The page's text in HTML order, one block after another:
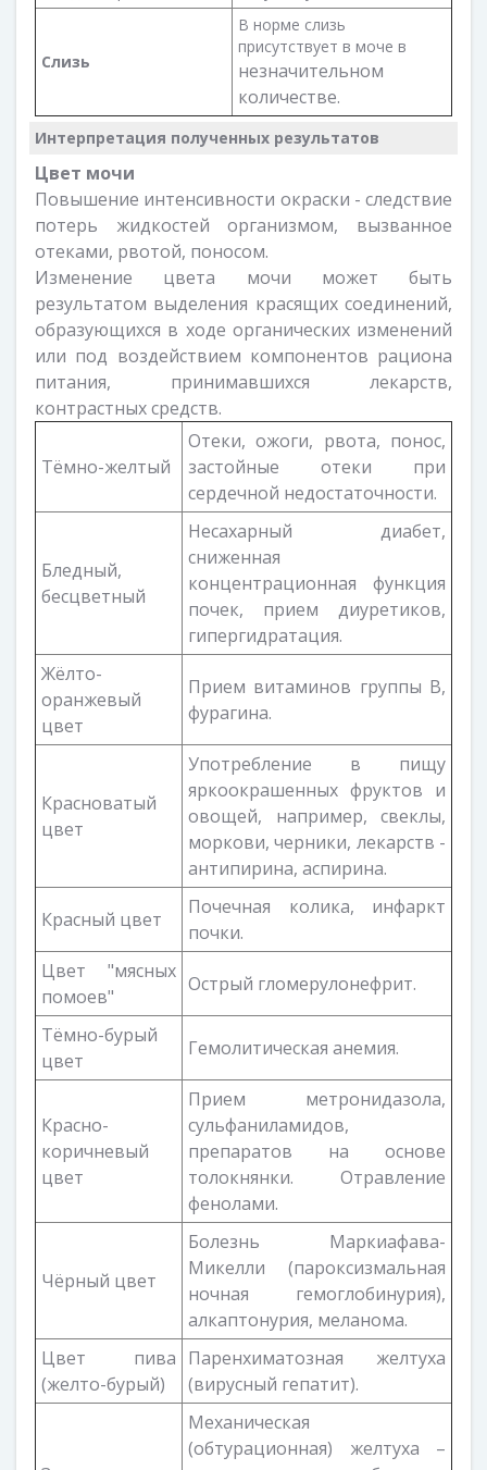
Слизь
В норме слизь
присутствует в моче в
незначительном
количестве.
Интерпретация полученных результатов
Цвет мочи
Повышение интенсивности окраски - следствие
потерь жидкостей организмом, вызванное
отеками, рвотой, поносом.
Изменение цвета мочи может быть
результатом выделения красящих соединений,
образующихся в ходе органических изменений
или под воздействием компонентов рациона
питания, принимавшихся лекарств,
контрастных средств.
Тёмно-желтый
Отеки, ожоги, рвота, понос,
застойные отеки при
сердечной недостаточности.
Бледный,
бесцветный
Несахарный диабет,
сниженная
концентрационная функция
почек, прием диуретиков,
гипергидратация.
Жёлто-
оранжевый
цвет
Прием витаминов группы В,
фурагина.
Красноватый
цвет
Употребление в пищу
яркоокрашенных фруктов и
овощей, например, свеклы,
моркови, черники, лекарств -
антипирина, аспирина.
Красный цвет
Почечная колика, инфаркт
почки.
Цвет "мясных
помоев"
Острый гломерулонефрит.
Тёмно-бурый
цвет
Гемолитическая анемия.
Красно-
коричневый
цвет
Прием метронидазола,
сульфаниламидов,
препаратов на основе
толокнянки. Отравление
фенолами.
Чёрный цвет
Болезнь Маркиафава-
Микелли (пароксизмальная
ночная гемоглобинурия),
алкаптонурия, меланома.
Цвет пива
(желто-бурый)
Паренхиматозная желтуха
(вирусный гепатит).
Механическая
(обтурационная) желтуха –